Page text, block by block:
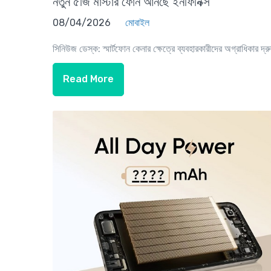
08/04/2026 মোবাইল
সিনিউজ ডেস্ক: স্মার্টফোন কেনার ক্ষেত্রে ব্যবহারকারীদের অগ্রাধিকার
Read More